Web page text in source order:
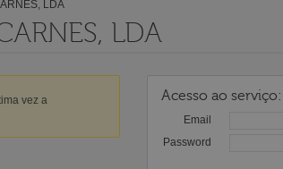
LDA
LDA
vez a
Acesso ao serviço:
Email
Password